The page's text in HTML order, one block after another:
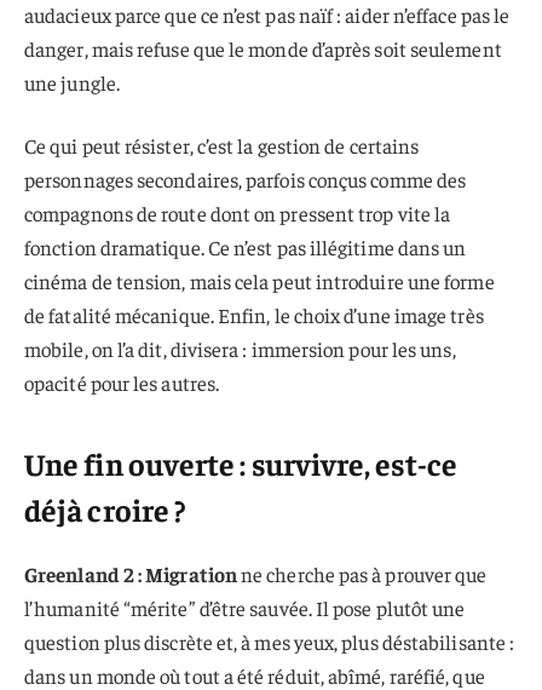
audacieux parce que ce n’est pas naïf : aider n’efface pas le
danger, mais refuse que le monde d’après soit seulement
une jungle.
Ce qui peut résister, c’est la gestion de certains
personnages secondaires, parfois conçus comme des
compagnons de route dont on pressent trop vite la
fonction dramatique. Ce n’est pas illégitime dans un
cinéma de tension, mais cela peut introduire une forme
de fatalité mécanique. Enfin, le choix d’une image très
mobile, on l’a dit, divisera : immersion pour les uns,
opacité pour les autres.
Une fin ouverte : survivre, est-ce
déjà croire ?
Greenland 2 : Migrationne cherche pas à prouver que
l’humanité “mérite” d’être sauvée. Il pose plutôt une
question plus discrète et, à mes yeux, plus déstabilisante :
dans un monde où tout a été réduit, abîmé, raréfié, que